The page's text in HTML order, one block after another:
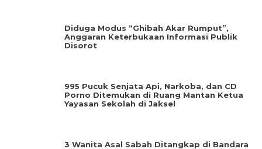
Diduga Modus “Ghibah Akar Rumput”,
Anggaran Keterbukaan Informasi Publik
Disorot
995 Pucuk Senjata Api, Narkoba, dan CD
Porno Ditemukan di Ruang Mantan Ketua
Yayasan Sekolah di Jaksel
3 Wanita Asal Sabah Ditangkap di Bandara